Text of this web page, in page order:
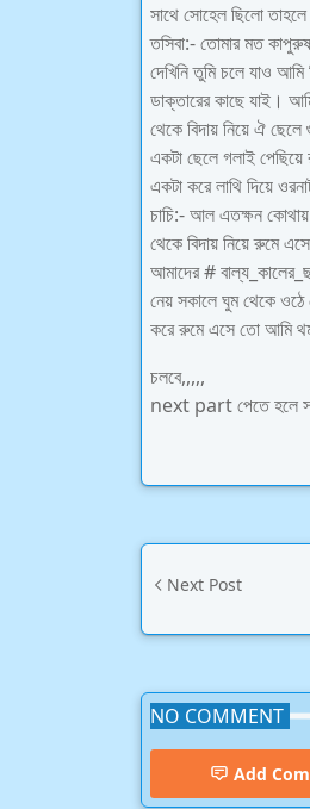
সাথে সোহেল ছিলো
তসিবা:- তোমার মত
দেখিনি তুমি চলে যাও
ডাক্তারের কাছে যাই।
থেকে বিদায় নিয়ে ঐ
একটা ছেলে গলাই পেছিয়ে
একটা করে লাথি দিয়ে
চাচি:- আল এতক্ষন
থেকে বিদায় নিয়ে রুমে
আমাদের #
নেয় সকালে ঘুম থেকে ওঠে
করে রুমে এসে তো আমি
চলবে,,,,,
next part পেতে হলে
Next Post
NO COMMENT
Add